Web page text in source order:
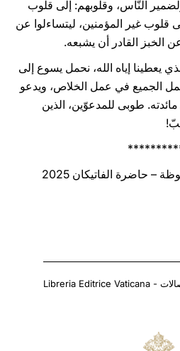
النّاس، وقلوبهم: إلى قلوب
قلوب غير المؤمنين، ليتساءلوا عن
الخبز القادر أن يشبعه.
يعطينا إياه الله، نحمل يسوع إلى
الجميع في عمل الخلاص، ويدعو
طوبى للمدعوّين، الذين
حاضرة الفاتيكان 2025